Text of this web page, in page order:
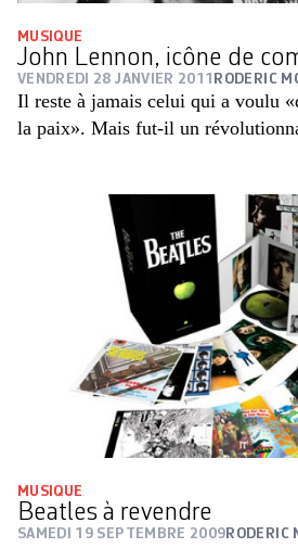
MUSIQUE
John Lennon, icône de
VENDREDI 28 JANVIER 2011 RODERIC
Il reste à jamais celui qui a voulu
la paix». Mais fut-il un
MUSIQUE
Beatles à revendre
SAMEDI 19 SEPTEMBRE 2009 RODERIC